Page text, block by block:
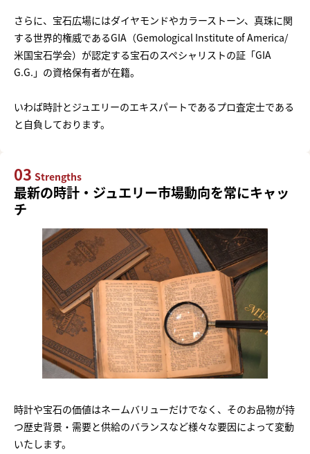
さらに、宝石広場にはダイヤモンドやカラーストーン、真珠に関
する世界的権威であるGIA（Gemological Institute of America/
米国宝石学会）が認定する宝石のスペシャリストの証「GIA
G.G.」の資格保有者が在籍。
いわば時計とジュエリーのエキスパートであるプロ査定士である
と自負しております。
03 Strengths
最新の時計・ジュエリー市場動向を常にキャッ
チ
時計や宝石の価値はネームバリューだけでなく、そのお品物が持
つ歴史背景・需要と供給のバランスなど様々な要因によって変動
いたします。